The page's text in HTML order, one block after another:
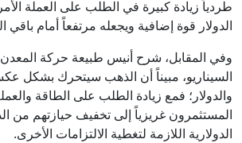
طردياً زيادة كبيرة في الطلب على العملة
الدولار قوة إضافية ويجعله مرتفعاً أمام باقي
وفي المقابل، شرح أنيس طبيعة حركة
السيناريو، مبيناً أن الذهب سيتحرك بشكل
والدولار؛ فمع زيادة الطلب على الطاقة
المستثمرون غريزياً إلى تخفيف حيازتهم من
الدولارية اللازمة لتغطية الالتزامات الأخرى.